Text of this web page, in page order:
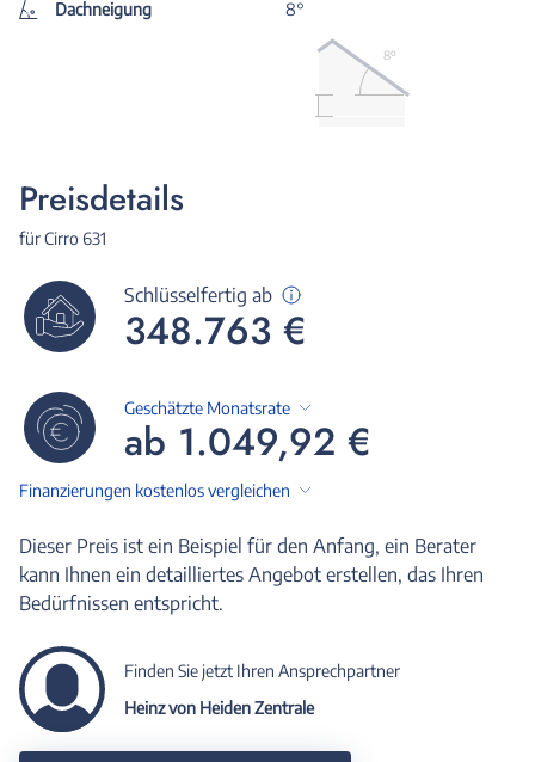
Dachneigung 8°
8º
Preisdetails
für Cirro 631
Schlüsselfertig ab
348.763 €
Geschätzte Monatsrate
ab 1.049,92 €
Finanzierungen kostenlos vergleichen
Dieser Preis ist ein Beispiel für den Anfang, ein Berater
kann Ihnen ein detailliertes Angebot erstellen, das Ihren
Bedürfnissen entspricht.
Finden Sie jetzt Ihren Ansprechpartner
Heinz von Heiden Zentrale